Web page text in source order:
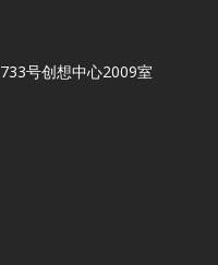
号创想中心2009室